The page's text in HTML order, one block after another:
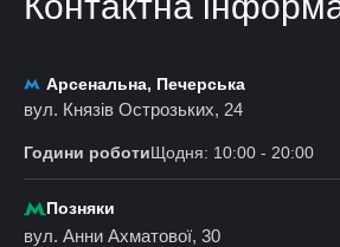
Арсенальна, Печерська
вул. Князів Острозьких, 24
Години роботиЩодня: 10:00 - 20:00
Позняки
вул. Анни Ахматової, 30